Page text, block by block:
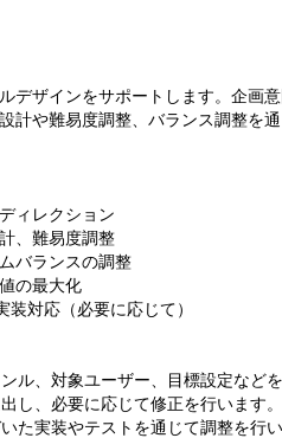
デザインをサポートします。企画
計や難易度調整、バランス調整を
ィレクション
、難易度調整
バランスの調整
の最大化
対応（必要に応じて）
、対象ユーザー、目標設定などを
、必要に応じて修正を行います。
実装やテストを通じて調整を行い